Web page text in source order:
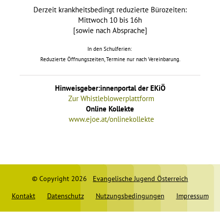
Derzeit krankheitsbedingt reduzierte Bürozeiten:
Mittwoch 10 bis 16h
[sowie nach Absprache]
In den Schulferien:
Reduzierte Öffnungszeiten, Termine nur nach Vereinbarung.
Hinweisgeber:innenportal der EKiÖ
Zur Whistleblowerplattform
Online Kollekte
www.ejoe.at/onlinekollekte
© Copyright 2026 Evangelische Jugend Österreich
Kontakt Datenschutz Nutzungsbedingungen Impressum